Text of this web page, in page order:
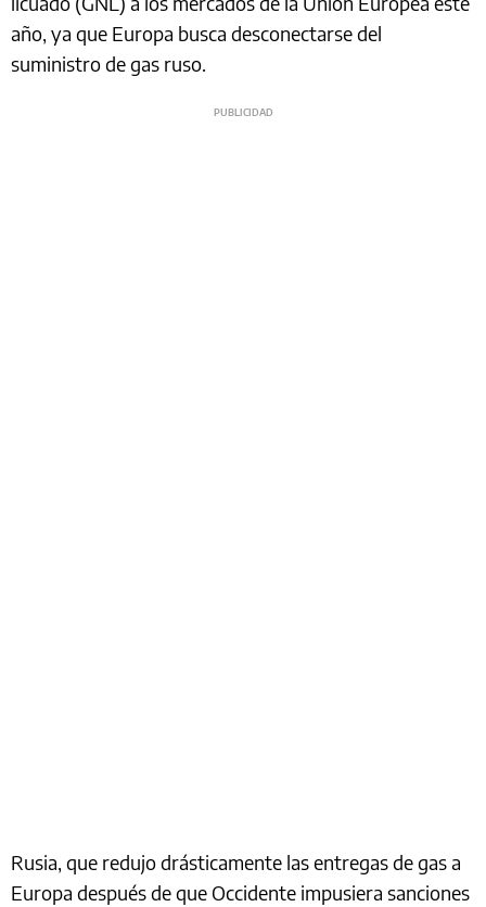
año, ya que Europa busca desconectarse del
suministro de gas ruso.
Rusia, que redujo drásticamente las entregas de gas a
Europa después de que Occidente impusiera sanciones